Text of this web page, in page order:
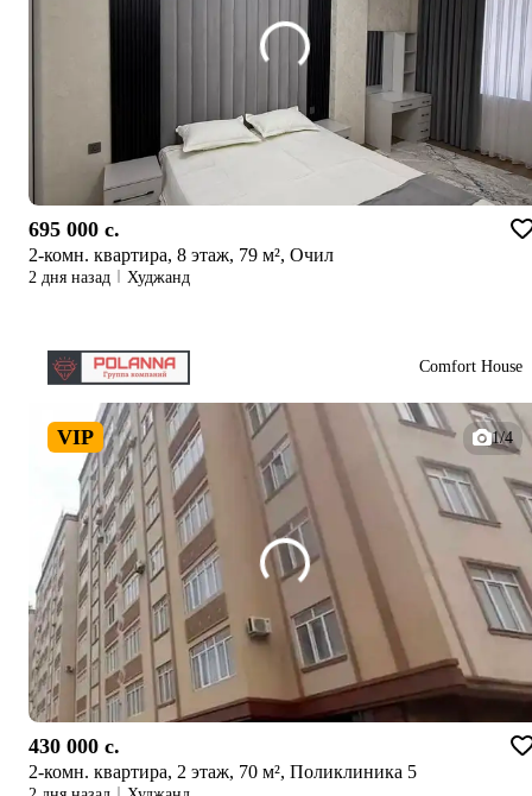
695 000 c.
2-комн. квартира, 8 этаж, 79 м², Очил
2 дня назад Худжанд
Comfort House
VIP 1/4
430 000 c.
2-комн. квартира, 2 этаж, 70 м², Поликлиника 5